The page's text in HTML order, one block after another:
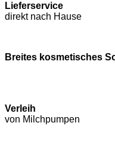
Lieferservice
direkt nach Hause
Breites kosmetisches
Verleih
von Milchpumpen